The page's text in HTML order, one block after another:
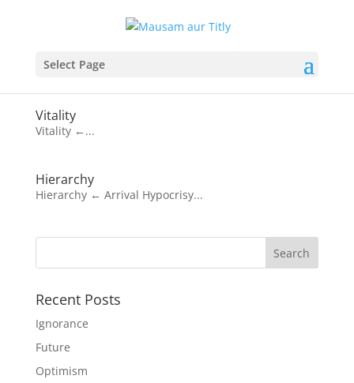
Select Page
Vitality
Vitality ←...
Hierarchy
Hierarchy ← Arrival Hypocrisy...
Recent Posts
Ignorance
Future
Optimism